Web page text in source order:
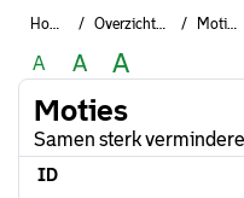
Home Overzichten Moties
A A A
Moties
Samen sterk
ID